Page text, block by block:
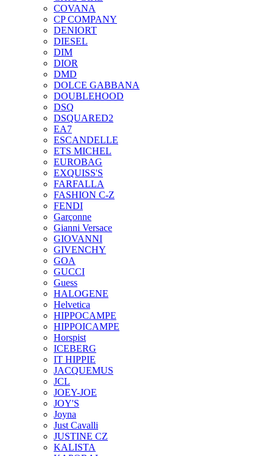
COVANA
CP COMPANY
DENIORT
DIESEL
DIM
DIOR
DMD
DOLCE GABBANA
DOUBLEHOOD
DSQ
DSQUARED2
EA7
ESCANDELLE
ETS MICHEL
EUROBAG
EXQUISS'S
FARFALLA
FASHION C-Z
FENDI
Garçonne
Gianni Versace
GIOVANNI
GIVENCHY
GOA
GUCCI
Guess
HALOGENE
Helvetica
HIPPOCAMPE
HIPPOICAMPE
Horspist
ICEBERG
IT HIPPIE
JACQUEMUS
JCL
JOEY-JOE
JOY'S
Joyna
Just Cavalli
JUSTINE CZ
KALISTA